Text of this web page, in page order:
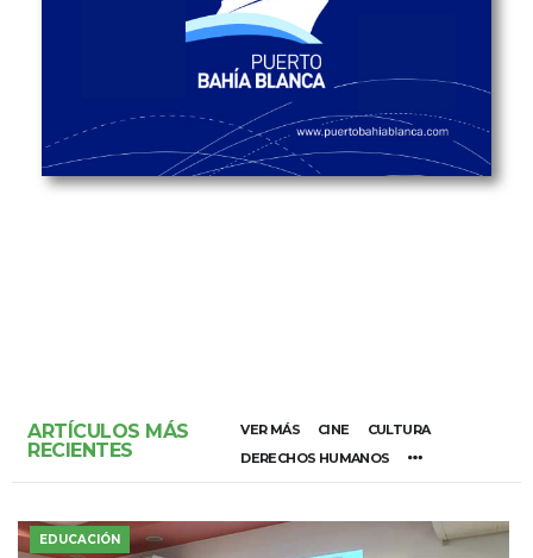
ARTÍCULOS MÁS
RECIENTES
VER MÁS CINE
CULTURA
DERECHOS HUMANOS
EDUCACIÓN